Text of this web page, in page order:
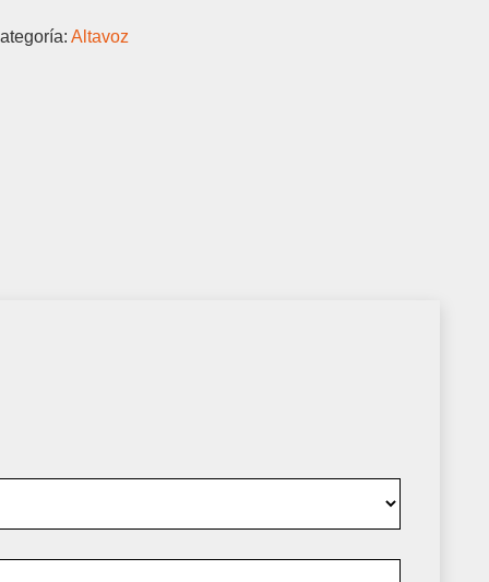
Altavoz